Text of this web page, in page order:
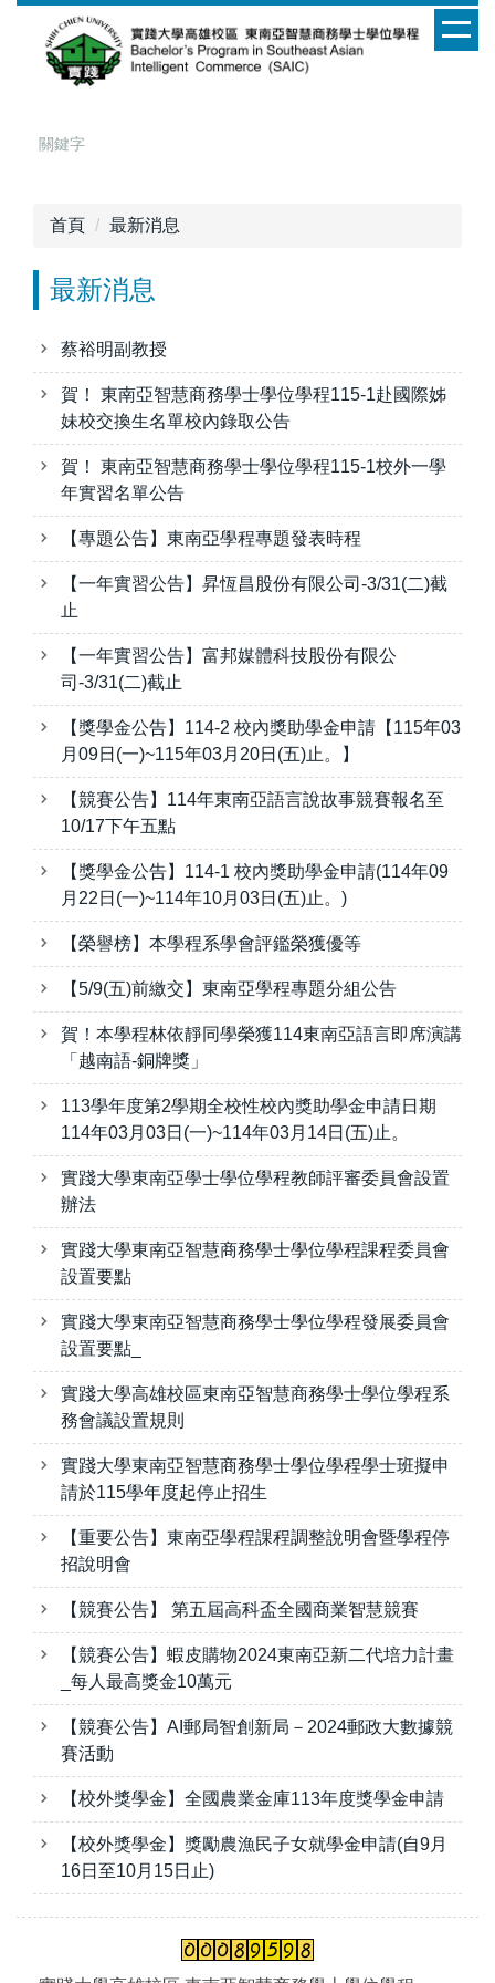
首頁 最新消息
最新消息
蔡裕明副教授
賀！ 東南亞智慧商務學士學位學程115-1赴國際姊
妹校交換生名單校內錄取公告
賀！ 東南亞智慧商務學士學位學程115-1校外一學
年實習名單公告
【專題公告】東南亞學程專題發表時程
【一年實習公告】昇恆昌股份有限公司-3/31(二)截
止
【一年實習公告】富邦媒體科技股份有限公
司-3/31(二)截止
【獎學金公告】114-2 校內獎助學金申請【115年03
月09日(一)~115年03月20日(五)止。】
【競賽公告】114年東南亞語言說故事競賽報名至
10/17下午五點
【獎學金公告】114-1 校內獎助學金申請(114年09
月22日(一)~114年10月03日(五)止。)
【榮譽榜】本學程系學會評鑑榮獲優等
【5/9(五)前繳交】東南亞學程專題分組公告
賀！本學程林依靜同學榮獲114東南亞語言即席演講
「越南語-銅牌獎」
113學年度第2學期全校性校內獎助學金申請日期
114年03月03日(一)~114年03月14日(五)止。
實踐大學東南亞學士學位學程教師評審委員會設置
辦法
實踐大學東南亞智慧商務學士學位學程課程委員會
設置要點
實踐大學東南亞智慧商務學士學位學程發展委員會
設置要點_
實踐大學高雄校區東南亞智慧商務學士學位學程系
務會議設置規則
實踐大學東南亞智慧商務學士學位學程學士班擬申
請於115學年度起停止招生
【重要公告】東南亞學程課程調整說明會暨學程停
招說明會
【競賽公告】 第五屆高科盃全國商業智慧競賽
【競賽公告】蝦皮購物2024東南亞新二代培力計畫
_每人最高獎金10萬元
【競賽公告】AI郵局智創新局－2024郵政大數據競
賽活動
【校外獎學金】全國農業金庫113年度獎學金申請
【校外獎學金】獎勵農漁民子女就學金申請(自9月
16日至10月15日止)